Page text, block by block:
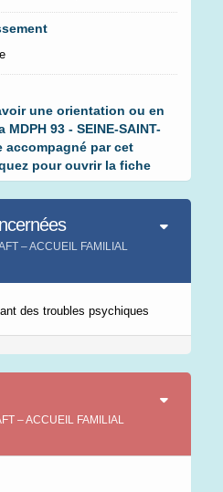
une orientation ou en
93 - SEINE-SAINT-
accompagné par cet
pour ouvrir la fiche
– ACCUEIL FAMILIAL
des troubles psychiques
– ACCUEIL FAMILIAL